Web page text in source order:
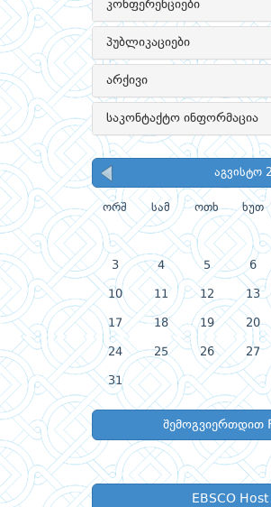
კონფერენციები
პუბლიკაციები
არქივი
საკონტაქტო ინფორმაცია
აგვისტო
ორშ სამ ოთხ ხუთ
3 4 5 6
10 11 12 13
17 18 19 20
24 25 26 27
31
შემოგვიერთდით
EBSCO